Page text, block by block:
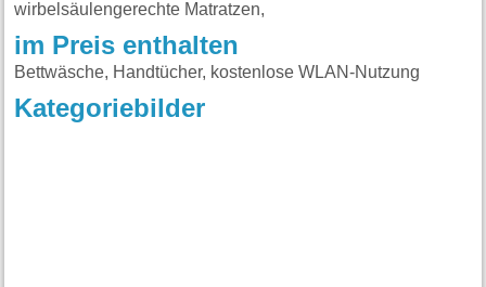
wirbelsäulengerechte Matratzen,
im Preis enthalten
Bettwäsche, Handtücher, kostenlose WLAN-Nutzung
Kategoriebilder